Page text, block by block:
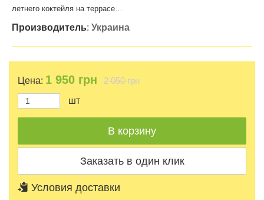
летнего коктейля на террасе…
Производитель: Украина
Цена: 1 950 грн
2 050 грн
шт
Условия доставки